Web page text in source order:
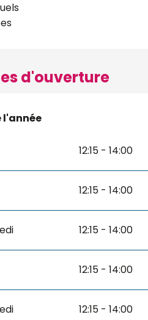
d'ouverture
l'année
l'année
12:15 - 14:00
12:15 - 14:00
12:15 - 14:00
12:15 - 14:00
12:15 - 14:00